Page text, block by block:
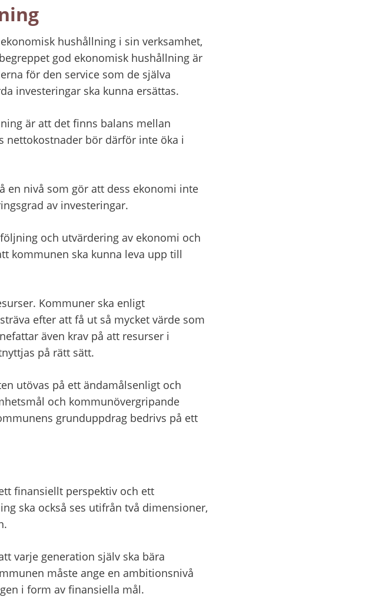
hushållning i sin verksamhet,
god ekonomisk hushållning är
för den service som de själva
investeringar ska kunna ersättas.
är att det finns balans mellan
nettokostnader bör därför inte öka i
en nivå som gör att dess ekonomi inte
av investeringar.
och utvärdering av ekonomi och
kommunen ska kunna leva upp till
Kommuner ska enligt
efter att få ut så mycket värde som
även krav på att resurser i
på rätt sätt.
utövas på ett ändamålsenligt och
och kommunövergripande
grunduppdrag bedrivs på ett
finansiellt perspektiv och ett
ska också ses utifrån två dimensioner,
varje generation själv ska bära
måste ange en ambitionsnivå
i form av finansiella mål.